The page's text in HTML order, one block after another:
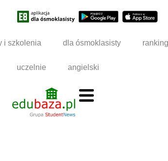
i szkolenia dla ósmoklasisty
uczelnie angielski